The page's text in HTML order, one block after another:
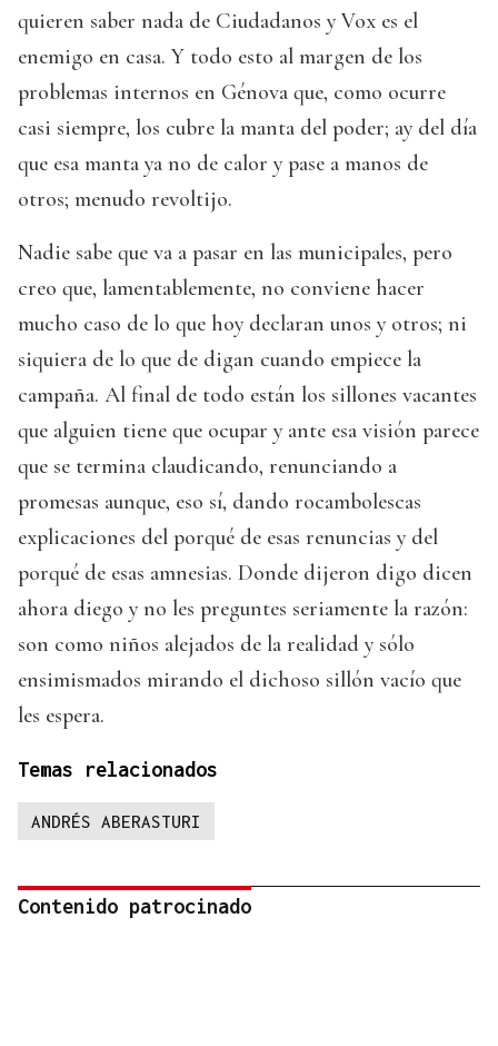
quieren saber nada de Ciudadanos y Vox es el
enemigo en casa. Y todo esto al margen de los
problemas internos en Génova que, como ocurre
casi siempre, los cubre la manta del poder; ay del día
que esa manta ya no de calor y pase a manos de
otros; menudo revoltijo.
Nadie sabe que va a pasar en las municipales, pero
creo que, lamentablemente, no conviene hacer
mucho caso de lo que hoy declaran unos y otros; ni
siquiera de lo que de digan cuando empiece la
campaña. Al final de todo están los sillones vacantes
que alguien tiene que ocupar y ante esa visión parece
que se termina claudicando, renunciando a
promesas aunque, eso sí, dando rocambolescas
explicaciones del porqué de esas renuncias y del
porqué de esas amnesias. Donde dijeron digo dicen
ahora diego y no les preguntes seriamente la razón:
son como niños alejados de la realidad y sólo
ensimismados mirando el dichoso sillón vacío que
les espera.
Temas relacionados
ANDRÉS ABERASTURI
Contenido patrocinado